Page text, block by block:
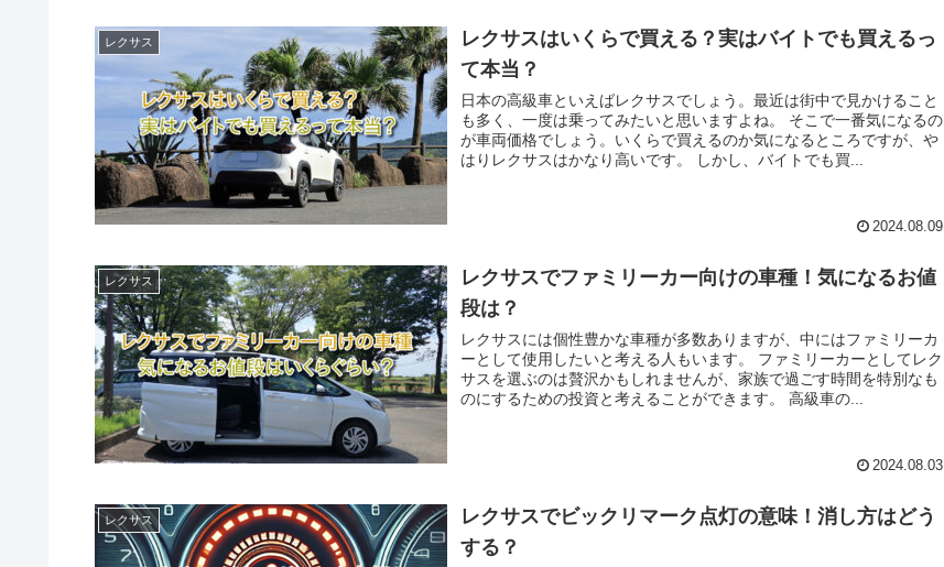
レクサス
レクサスはいくらで買える？実はバイトでも買えるっ
て本当？
日本の高級車といえばレクサスでしょう。最近は街中で見かけること
も多く、一度は乗ってみたいと思いますよね。 そこで一番気になるの
が車両価格でしょう。いくらで買えるのか気になるところですが、や
はりレクサスはかなり高いです。 しかし、バイトでも買...
2024.08.09
レクサス
レクサスでファミリーカー向けの車種！気になるお値
段は？
レクサスには個性豊かな車種が多数ありますが、中にはファミリーカ
ーとして使用したいと考える人もいます。 ファミリーカーとしてレク
サスを選ぶのは贅沢かもしれませんが、家族で過ごす時間を特別なも
のにするための投資と考えることができます。 高級車の...
2024.08.03
レクサス
レクサスでビックリマーク点灯の意味！消し方はどう
する？